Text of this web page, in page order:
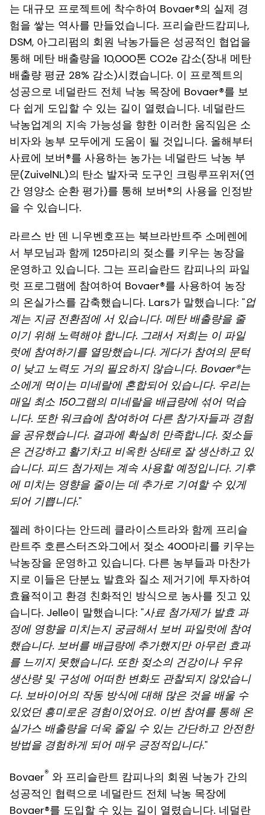
는 대규모 프로젝트에 착수하여 Bovaer®의 실제 경
험을 쌓는 역사를 만들었습니다. 프리슬란드캄피나,
DSM, 아그리펌의 회원 낙농가들은 성공적인 협업을
통해 메탄 배출량을 10,000톤 CO2e 감소(장내 메탄
배출량 평균 28% 감소)시켰습니다. 이 프로젝트의
성공으로 네덜란드 전체 낙농 목장에 Bovaer®를 보
다 쉽게 도입할 수 있는 길이 열렸습니다. 네덜란드
낙농업계의 지속 가능성을 향한 이러한 움직임은 소
비자와 농부 모두에게 도움이 될 것입니다. 올해부터
사료에 보버®를 사용하는 농가는 네덜란드 낙농 부
문(ZuivelNL)의 탄소 발자국 도구인 크링루프위저(연
간 영양소 순환 평가)를 통해 보버®의 사용을 인정받
을 수 있습니다.
라르스 반 덴 니우벤호프는 북브라반트주 소메렌에
서 부모님과 함께 125마리의 젖소를 키우는 농장을
운영하고 있습니다. 그는 프리슬란드 캄피나의 파일
럿 프로그램에 참여하여 Bovaer®를 사용하여 농장
의 온실가스를 감축했습니다. Lars가 말했습니다: "업
계는 지금 전환점에 서 있습니다. 메탄 배출량을 줄
이기 위해 노력해야 합니다. 그래서 저희는 이 파일
럿에 참여하기를 열망했습니다. 게다가 참여의 문턱
이 낮고 노력도 거의 필요하지 않습니다. Bovaer®는
소에게 먹이는 미네랄에 혼합되어 있습니다. 우리는
매일 최소 150그램의 미네랄을 배급량에 섞어 먹습
니다. 또한 워크숍에 참여하여 다른 참가자들과 경험
을 공유했습니다. 결과에 확실히 만족합니다. 젖소들
은 건강하고 활기차고 비옥한 상태로 잘 생산하고 있
습니다. 피드 첨가제는 계속 사용할 예정입니다. 기후
에 미치는 영향을 줄이는 데 추가로 기여할 수 있게
되어 기쁩니다."
젤레 하이다는 안드레 클라이스트라와 함께 프리슬
란트주 호른스터즈와그에서 젖소 400마리를 키우는
낙농장을 운영하고 있습니다. 다른 농부들과 마찬가
지로 이들은 단분뇨 발효와 질소 제거기에 투자하여
효율적이고 환경 친화적인 방식으로 농사를 짓고 있
습니다. Jelle이 말했습니다: "사료 첨가제가 발효 과
정에 영향을 미치는지 궁금해서 보버 파일럿에 참여
했습니다. 보버를 배급량에 추가했지만 아무런 효과
를 느끼지 못했습니다. 또한 젖소의 건강이나 우유
생산량 및 구성에 어떠한 변화도 관찰되지 않았습니
다. 보바이어의 작동 방식에 대해 많은 것을 배울 수
있었던 흥미로운 경험이었어요. 이번 참여를 통해 온
실가스 배출량을 더욱 줄일 수 있는 간단하고 안전한
방법을 경험하게 되어 매우 긍정적입니다."
Bovaer® 와 프리슬란트 캄피나의 회원 낙농가 간의
성공적인 협력으로 네덜란드 전체 낙농 목장에
Bovaer®를 도입할 수 있는 길이 열렸습니다. 네덜란